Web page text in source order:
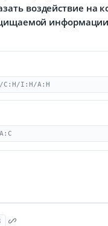
воздействие на
C:H/I:H/A:H